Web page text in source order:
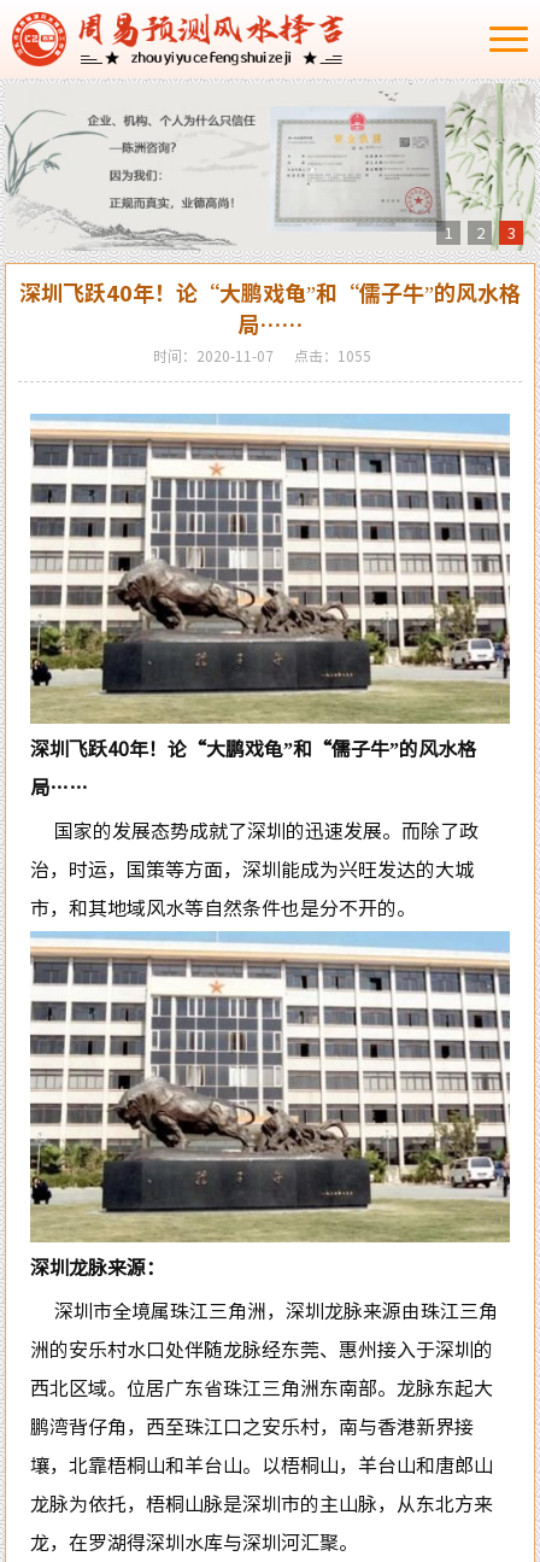
1 2 3
深圳飞跃40年！论“大鹏戏龟”和“儒子牛”的风水格
局……
时间：2020-11-07 点击：1055
深圳飞跃40年！论“大鹏戏龟”和“儒子牛”的风水格
局……
国家的发展态势成就了深圳的迅速发展。而除了政
治，时运，国策等方面，深圳能成为兴旺发达的大城
市，和其地域风水等自然条件也是分不开的。
深圳龙脉来源：
深圳市全境属珠江三角洲，深圳龙脉来源由珠江三角
洲的安乐村水口处伴随龙脉经东莞、惠州接入于深圳的
西北区域。位居广东省珠江三角洲东南部。龙脉东起大
鹏湾背仔角，西至珠江口之安乐村，南与香港新界接
壤，北靠梧桐山和羊台山。以梧桐山，羊台山和唐郎山
龙脉为依托，梧桐山脉是深圳市的主山脉，从东北方来
龙，在罗湖得深圳水库与深圳河汇聚。